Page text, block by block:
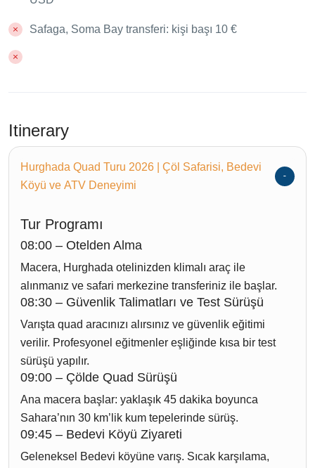
Safaga, Soma Bay transferi: kişi başı 10 €
Itinerary
Hurghada Quad Turu 2026 | Çöl Safarisi, Bedevi
Köyü ve ATV Deneyimi
Tur Programı
08:00 – Otelden Alma
Macera, Hurghada otelinizden klimalı araç ile
alınmanız ve safari merkezine transferiniz ile başlar.
08:30 – Güvenlik Talimatları ve Test Sürüşü
Varışta quad aracınızı alırsınız ve güvenlik eğitimi
verilir. Profesyonel eğitmenler eşliğinde kısa bir test
sürüşü yapılır.
09:00 – Çölde Quad Sürüşü
Ana macera başlar: yaklaşık 45 dakika boyunca
Sahara’nın 30 km’lik kum tepelerinde sürüş.
09:45 – Bedevi Köyü Ziyareti
Geleneksel Bedevi köyüne varış. Sıcak karşılama,